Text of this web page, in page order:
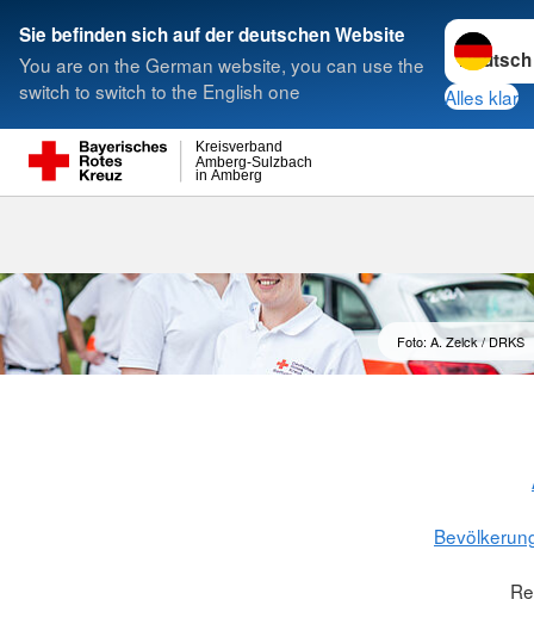
Sie befinden sich auf der deutschen Website
You are on the German website, you can use the
switch to switch to the English one
Sprache
Alles klar
in Amberg
Amberg-Sulzbach
Kreisverband
Suche
Foto: A. Zelck / DRKS